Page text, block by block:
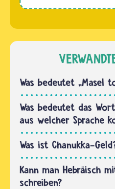
ihr das
hebräischer
Bücher
der Bibel,
das Erste
Testament,
entstanden
in
hebräischer
und
aramäischer
Sprache.
Laut…
Was bedeutet „Masel
Was bedeutet das
aus welcher Sprache
Was ist Chanukka-
Kann man Hebräisch
schreiben?